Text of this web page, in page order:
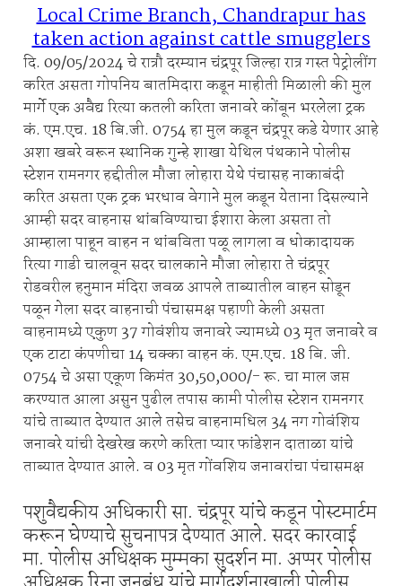
Local Crime Branch, Chandrapur has
taken action against cattle smugglers
दि. 09/05/2024 चे रात्रौ दरम्यान चंद्रपूर जिल्हा रात्र गस्त पेट्रोलींग
करित असता गोपनिय बातमिदारा कडून माहीती मिळाली की मुल
मार्गे एक अवैद्य रित्या कतली करिता जनावरे कोंबून भरलेला ट्रक
कं. एम.एच. 18 बि.जी. 0754 हा मुल कडून चंद्रपूर कडे येणार आहे
अशा खबरे वरून स्थानिक गुन्हे शाखा येथिल पंथकाने पोलीस
स्टेशन रामनगर हद्दीतील मौजा लोहारा येथे पंचासह नाकाबंदी
करित असता एक ट्रक भरधाव वेगाने मुल कडून येताना दिसल्याने
आम्ही सदर वाहनास थांबविण्याचा ईशारा केला असता तो
आम्हाला पाहून वाहन न थांबविता पळू लागला व धोकादायक
रित्या गाडी चालवून सदर चालकाने मौजा लोहारा ते चंद्रपूर
रोडवरील हनुमान मंदिरा जवळ आपले ताब्यातील वाहन सोडून
पळून गेला सदर वाहनाची पंचासमक्ष पहाणी केली असता
वाहनामध्ये एकुण 37 गोवंशीय जनावरे ज्यामध्ये 03 मृत जनावरे व
एक टाटा कंपणीचा 14 चक्का वाहन कं. एम.एच. 18 बि. जी.
0754 चे असा एकूण किमंत 30,50,000/- रू. चा माल जप्त
करण्यात आला असुन पुढील तपास कामी पोलीस स्टेशन रामनगर
यांचे ताब्यात देण्यात आले तसेच वाहनामधिल 34 नग गोवंशिय
जनावरे यांची देखरेख करणे करिता प्यार फांडेशन दाताळा यांचे
ताब्यात देण्यात आले. व 03 मृत गोंवशिय जनावरांचा पंचासमक्ष
पशुवैद्यकीय अधिकारी सा. चंद्रपूर यांचे कडून पोस्टमार्टम
करून घेण्याचे सुचनापत्र देण्यात आले. सदर कारवाई
मा. पोलीस अधिक्षक मुम्मका सुदर्शन मा. अप्पर पोलीस